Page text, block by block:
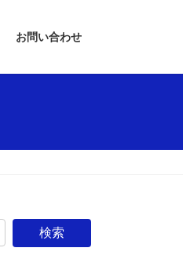
お問い合わせ